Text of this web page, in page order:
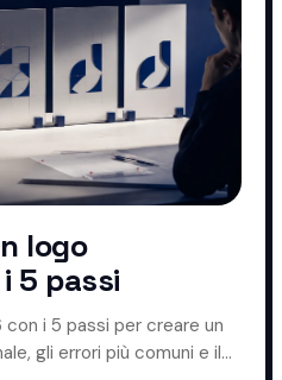
logo
5 passi
i 5 passi per creare un
gli errori più comuni e il